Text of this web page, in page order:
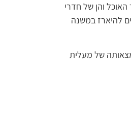
והן של חדרי
להיארז במשנה
של מעלית